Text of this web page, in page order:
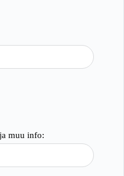
muu info: